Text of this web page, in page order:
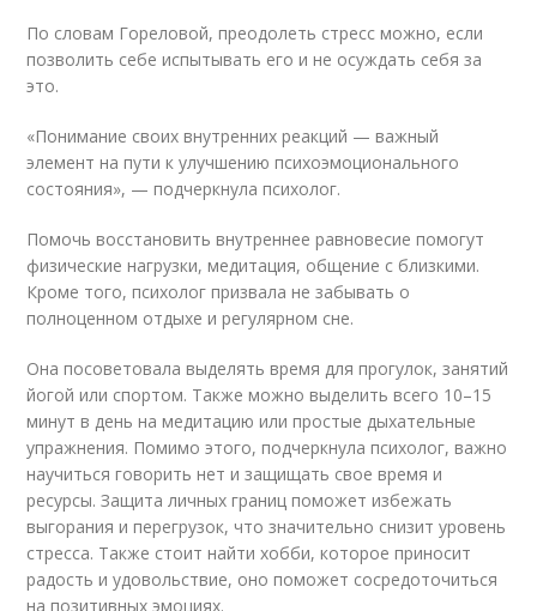
По словам Гореловой, преодолеть стресс можно, если
позволить себе испытывать его и не осуждать себя за
это.
«Понимание своих внутренних реакций — важный
элемент на пути к улучшению психоэмоционального
состояния», — подчеркнула психолог.
Помочь восстановить внутреннее равновесие помогут
физические нагрузки, медитация, общение с близкими.
Кроме того, психолог призвала не забывать о
полноценном отдыхе и регулярном сне.
Она посоветовала выделять время для прогулок, занятий
йогой или спортом. Также можно выделить всего 10–15
минут в день на медитацию или простые дыхательные
упражнения. Помимо этого, подчеркнула психолог, важно
научиться говорить нет и защищать свое время и
ресурсы. Защита личных границ поможет избежать
выгорания и перегрузок, что значительно снизит уровень
стресса. Также стоит найти хобби, которое приносит
радость и удовольствие, оно поможет сосредоточиться
на позитивных эмоциях.